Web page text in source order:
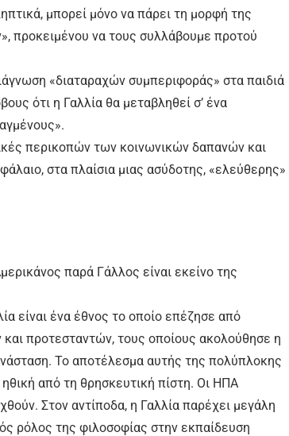
μπορεί μόνο να πάρει τη μορφή της
προκειμένου να τους συλλάβουμε προτού
«διαταραχών συμπεριφοράς» στα παιδιά
ότι η Γαλλία θα μεταβληθεί σ’ ένα
περικοπών των κοινωνικών δαπανών και
στα πλαίσια μιας ασύδοτης, «ελεύθερης»
παρά Γάλλος είναι εκείνο της
είναι ένα έθνος το οποίο επέζησε από
προτεσταντών, τους οποίους ακολούθησε η
Το αποτέλεσμα αυτής της πολύπλοκης
από τη θρησκευτική πίστη. Οι ΗΠΑ
Στον αντίποδα, η Γαλλία παρέχει μεγάλη
ρόλος της φιλοσοφίας στην εκπαίδευση